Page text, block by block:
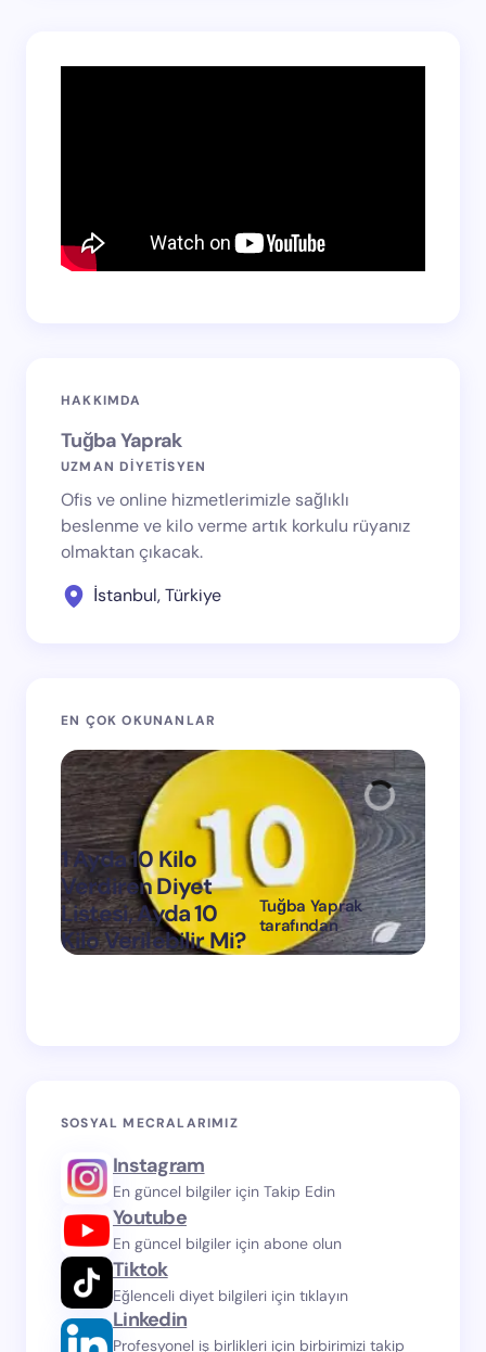
HAKKIMDA
Tuğba Yaprak
UZMAN DİYETİSYEN
Ofis ve online hizmetlerimizle sağlıklı
beslenme ve kilo verme artık korkulu rüyanız
olmaktan çıkacak.
İstanbul, Türkiye
EN ÇOK OKUNANLAR
1 Ayda 10 Kilo
Verdiren Diyet
Listesi, Ayda 10
Kilo Verilebilir Mi?
Tuğba Yaprak
tarafından
on Mart 11, 2024
SOSYAL MECRALARIMIZ
Instagram
En güncel bilgiler için Takip Edin
Youtube
En güncel bilgiler için abone olun
Tiktok
Eğlenceli diyet bilgileri için tıklayın
Linkedin
Profesyonel iş birlikleri için birbirimizi takip